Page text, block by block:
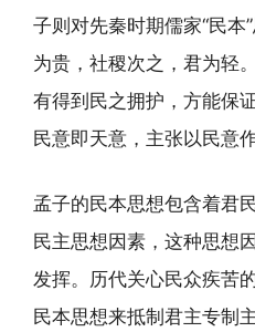
子则对先秦时期儒家“民本
为贵，社稷次之，君为轻
有得到民之拥护，方能保
民意即天意，主张以民意
孟子的民本思想包含着君
民主思想因素，这种思想
发挥。历代关心民众疾苦
民本思想来抵制君主专制